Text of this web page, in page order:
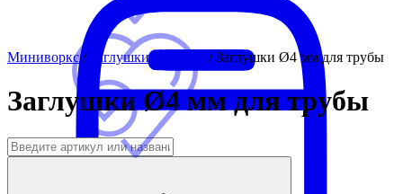
Миниворкс / Заглушки для труб /Заглушки Ø4 мм для трубы
Заглушки Ø4 мм для трубы